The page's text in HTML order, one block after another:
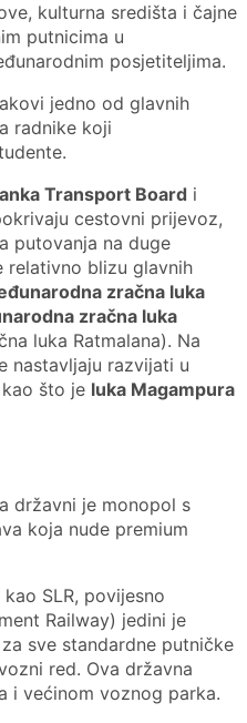
kulturna središta i čajne
putnicima u
posjetiteljima.
jedno od glavnih
radnike koji
Transport Board i
cestovni prijevoz,
putovanja na duge
relativno blizu glavnih
zračna luka
zračna luka
luka Ratmalana). Na
nastavljaju razvijati u
što je luka Magampura
državni je monopol s
koja nude premium
SLR, povijesno
Railway) jedini je
sve standardne putničke
red. Ova državna
i većinom voznog parka.